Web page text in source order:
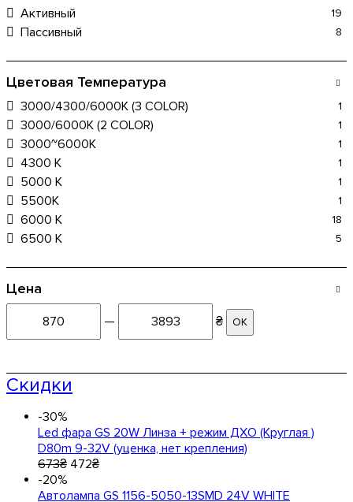
Активный 19
Пассивный 8
Цветовая Температура
3000/4300/6000K (3 COLOR) 1
3000/6000К (2 COLOR) 1
3000~6000K 1
4300 К 1
5000 К 1
5500K 1
6000 K 18
6500 K 5
Цена
— ₴ ОК
Скидки
-30%
Led фара GS 20W Линза + режим ДХО (Круглая )
D80m 9-32V (уценка, нет крепления)
673₴ 472₴
-20%
Автолампа GS 1156-5050-13SMD 24V WHITE